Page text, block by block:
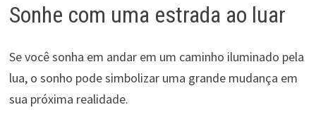
Sonhe com uma estrada ao luar
Se você sonha em andar em um caminho iluminado pela
lua, o sonho pode simbolizar uma grande mudança em
sua próxima realidade.